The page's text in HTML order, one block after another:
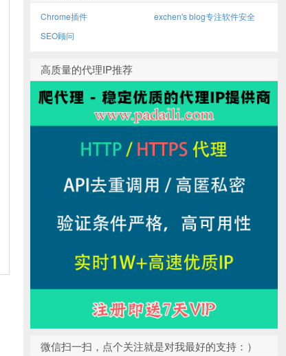
Chrome插件
exchen's blog专注软件安全
SEO顾问
高质量的代理IP推荐
微信扫一扫，点个关注就是对我最好的支持：）